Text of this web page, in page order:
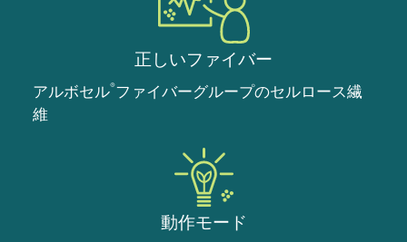
正しいファイバー
アルボセル®ファイバーグループのセルロース繊
維
動作モード